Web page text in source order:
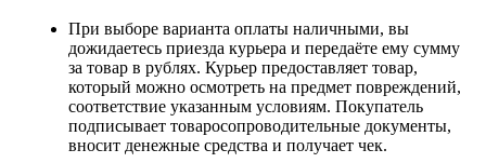
При выборе варианта оплаты наличными, вы
дожидаетесь приезда курьера и передаёте ему сумму
за товар в рублях. Курьер предоставляет товар,
который можно осмотреть на предмет повреждений,
соответствие указанным условиям. Покупатель
подписывает товаросопроводительные документы,
вносит денежные средства и получает чек.